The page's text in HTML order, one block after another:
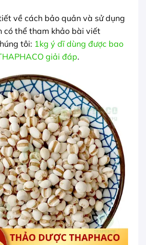
về cách bảo quản và sử dụng
có thể tham khảo bài viết
tôi: 1kg ý dĩ dùng được bao
giải đáp.